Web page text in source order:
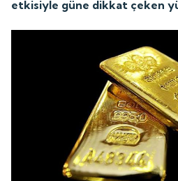
etkisiyle güne dikkat çeken